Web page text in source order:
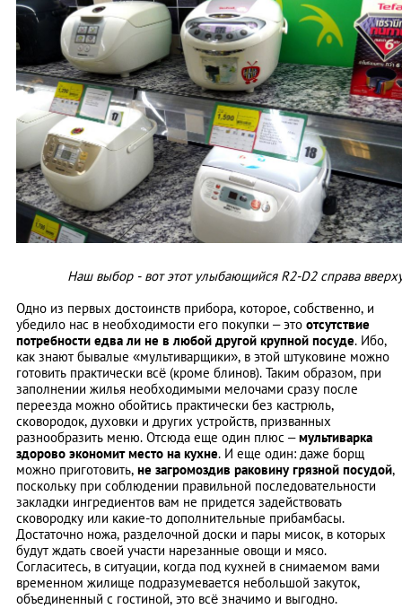
Наш выбор - вот этот улыбающийся R2-D2 справа
Одно из первых достоинств прибора, которое, собственно, и
убедило нас в необходимости его покупки – это отсутствие
потребности едва ли не в любой другой крупной посуде. Ибо,
как знают бывалые «мультиварщики», в этой штуковине можно
готовить практически всё (кроме блинов). Таким образом, при
заполнении жилья необходимыми мелочами сразу после
переезда можно обойтись практически без кастрюль,
сковородок, духовки и других устройств, призванных
разнообразить меню. Отсюда еще один плюс –мультиварка
здорово экономит место на кухне. И еще один: даже борщ
можно приготовить, не загромоздив раковину грязной посудой,
поскольку при соблюдении правильной последовательности
закладки ингредиентов вам не придется задействовать
сковородку или какие-то дополнительные прибамбасы.
Достаточно ножа, разделочной доски и пары мисок, в которых
будут ждать своей участи нарезанные овощи и мясо.
Согласитесь, в ситуации, когда под кухней в снимаемом вами
временном жилище подразумевается небольшой закуток,
объединенный с гостиной, это всё значимо и выгодно.